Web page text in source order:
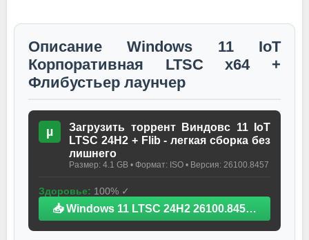
Описание Windows 11 IoT
Корпоративная LTSC x64 +
Флибустьер лаунчер
µ
Загрузить торрент Виндовс 11 IoT
LTSC 24H2 + Flib - легкая сборка без
лишнего
Размер: 4.1 GB • Формат: ISO • Версия: 26100.8457
Здоровье: 100% ✓
📥 Windows 11 LTSC 24H2 26100.8457 LiteOS.iso